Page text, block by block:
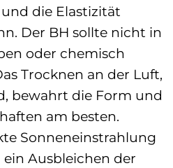
die Elastizität
Der BH sollte nicht in
oder chemisch
Trocknen an der Luft,
bewahrt die Form und
am besten.
Sonneneinstrahlung
Ausbleichen der